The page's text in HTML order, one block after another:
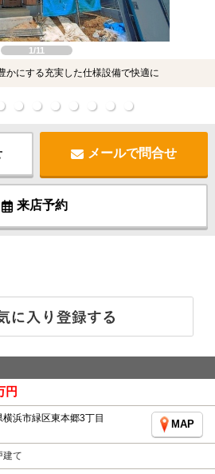
1/11
かにする充実した仕様設備で快適に
メールで問合せ
来店予約
円
横浜市緑区東本郷3丁目
MAP
建て